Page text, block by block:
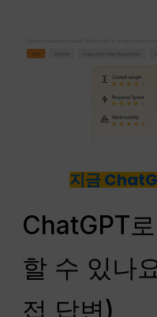
지금
ChatGPT
할 수 있나
접 답변)